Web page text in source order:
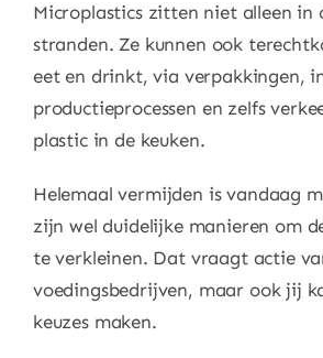
Microplastics zitten niet alleen in
stranden. Ze kunnen ook
eet en drinkt, via verpakkingen,
productieprocessen en zelfs
plastic in de keuken.
Helemaal vermijden is vandaag
zijn wel duidelijke manieren om
te verkleinen. Dat vraagt actie
voedingsbedrijven, maar ook jij
keuzes maken.